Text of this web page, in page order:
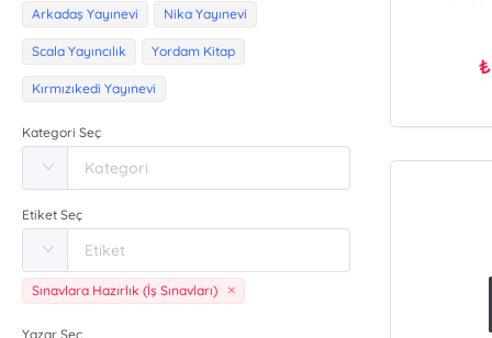
Arkadaş Yayınevi Nika Yayınevi
Scala Yayıncılık Yordam Kitap
Kırmızıkedi Yayınevi
Kategori Seç
Etiket Seç
Sınavlara Hazırlık (İş Sınavları)
Yazar Seç
₺